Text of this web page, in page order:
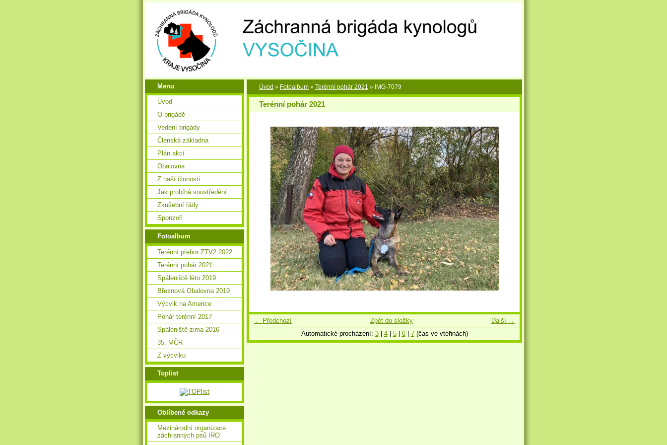
Úvod » Fotoalbum » Terénní pohár 2021 » IMG-7079
Terénní pohár 2021
← Předchozí Další →
Zpět do složky
Automatické procházení: 3| 4| 5| 6| 7(čas ve vteřinách)
Menu
Úvod
O brigádě
Vedení brigády
Členská základna
Plán akcí
Obalovna
Z naší činnosti
Jak probíhá soustředění
Zkušební řády
Sponzoři
Fotoalbum
Terénní přebor ZTV2 2022
Terénní pohár 2021
Spáleniště léto 2019
Březnová Obalovna 2019
Výcvik na Americe
Pohár terénní 2017
Spáleniště zima 2016
35. MČR
Z výcviku
Toplist
Oblíbené odkazy
Mezinárodní organizace
záchranných psů IRO